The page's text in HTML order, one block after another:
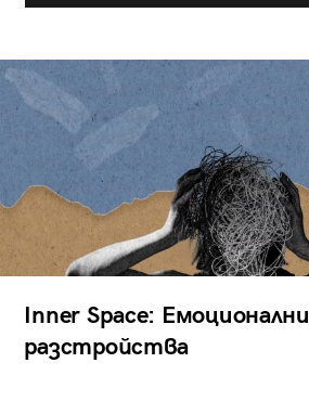
Inner Space: Емоционални
разстройства